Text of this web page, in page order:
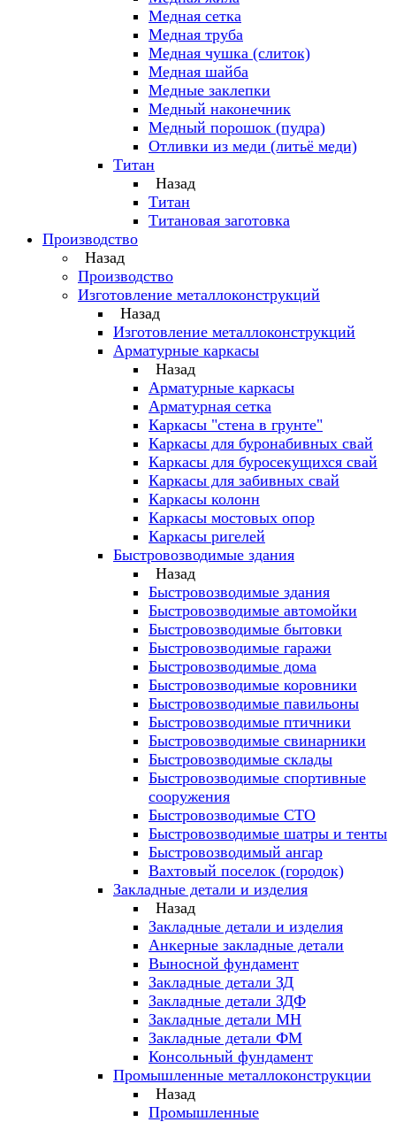
Медная сетка
Медная труба
Медная чушка (слиток)
Медная шайба
Медные заклепки
Медный наконечник
Медный порошок (пудра)
Отливки из меди (литьё меди)
Титан
Назад
Титан
Титановая заготовка
Производство
Назад
Производство
Изготовление металлоконструкций
Назад
Изготовление металлоконструкций
Арматурные каркасы
Назад
Арматурные каркасы
Арматурная сетка
Каркасы "стена в грунте"
Каркасы для буронабивных свай
Каркасы для буросекущихся свай
Каркасы для забивных свай
Каркасы колонн
Каркасы мостовых опор
Каркасы ригелей
Быстровозводимые здания
Назад
Быстровозводимые здания
Быстровозводимые автомойки
Быстровозводимые бытовки
Быстровозводимые гаражи
Быстровозводимые дома
Быстровозводимые коровники
Быстровозводимые павильоны
Быстровозводимые птичники
Быстровозводимые свинарники
Быстровозводимые склады
Быстровозводимые спортивные
сооружения
Быстровозводимые СТО
Быстровозводимые шатры и тенты
Быстровозводимый ангар
Вахтовый поселок (городок)
Закладные детали и изделия
Назад
Закладные детали и изделия
Анкерные закладные детали
Выносной фундамент
Закладные детали ЗД
Закладные детали ЗДФ
Закладные детали МН
Закладные детали ФМ
Консольный фундамент
Промышленные металлоконструкции
Назад
Промышленные